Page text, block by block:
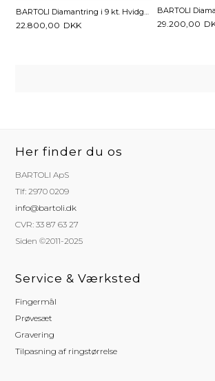
BARTOLI Diamantring i 9 kt. Hvidguld med Diamanter - 0,30 ct.
22.800,00 DKK 29.200,00
Her finder du os
BARTOLI ApS
Tlf: 2970 0209
info@bartoli.dk
CVR: 33 87 63 27
Siden ©2011-2025
Service & Værksted
Fingermål
Prøvesæt
Gravering
Tilpasning af ringstørrelse